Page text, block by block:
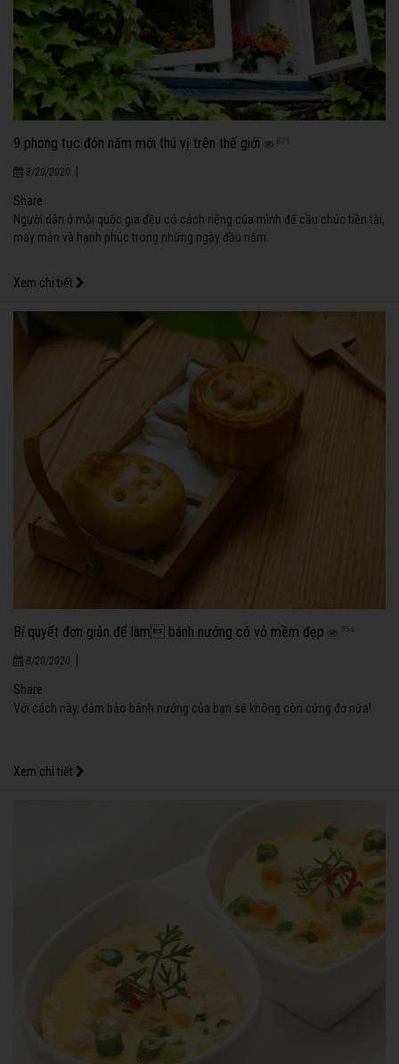
9 phong tục đón năm mới thú vị trên thế giới 871
8/20/2020
Share
Người dân ở mỗi quốc gia đều có cách riêng của mình để cầu chúc tiền tài,
may mắn và hạnh phúc trong những ngày đầu năm.
Xem chi tiết
Bí quyết đơn giản để làm bánh nướng có vỏ mềm đẹp 954
8/20/2020
Share
Với cách này, đảm bảo bánh nướng của bạn sẽ không còn cứng đơ nữa!
Xem chi tiết